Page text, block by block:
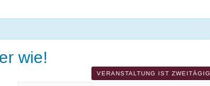
wie!
VERANSTALTUNG IST ZWEITÄGIG